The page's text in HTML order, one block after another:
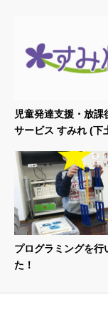
児童発達支援・放課
サービス すみれ (
プログラミングを行
た！